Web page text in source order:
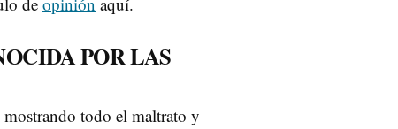
POR LAS
todo el maltrato y